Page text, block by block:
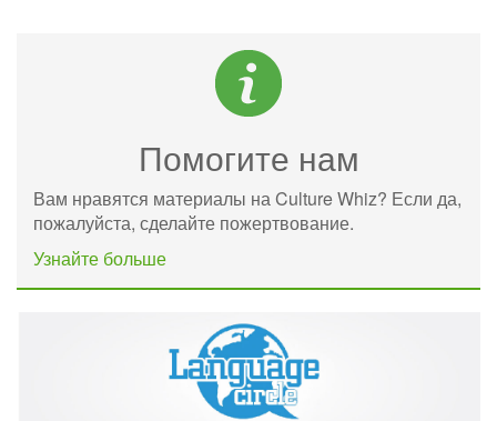
Помогите нам
Вам нравятся материалы на Culture Whiz? Если да,
пожалуйста, сделайте пожертвование.
Узнайте больше